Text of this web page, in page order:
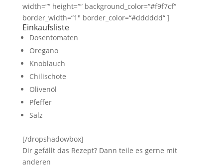
width=““ height=““ background_color=“#f9f7cf“
border_width=“1″ border_color=“#dddddd“ ]
Einkaufsliste
Dosentomaten
Oregano
Knoblauch
Chilischote
Olivenöl
Pfeffer
Salz
[/dropshadowbox]
Dir gefällt das Rezept? Dann teile es gerne mit
anderen